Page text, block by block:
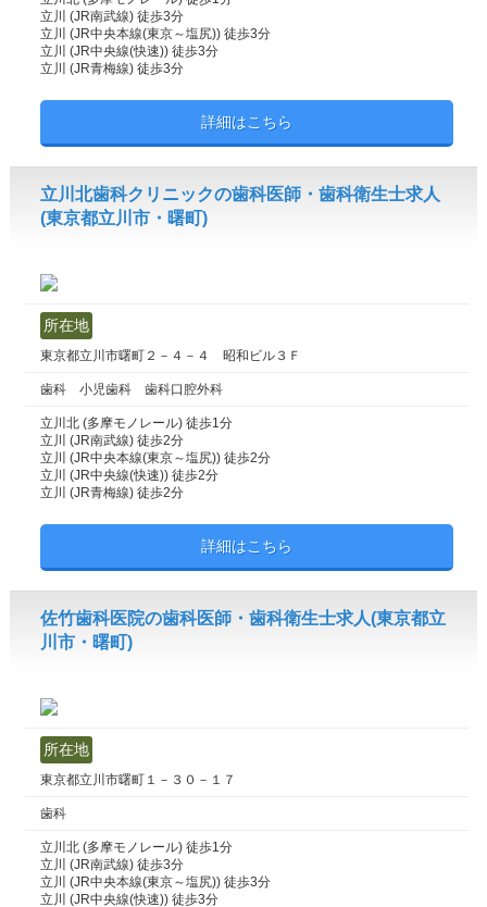
立川 (JR南武線) 徒歩3分
立川 (JR中央本線(東京～塩尻)) 徒歩3分
立川 (JR中央線(快速)) 徒歩3分
立川 (JR青梅線) 徒歩3分
詳細はこちら
立川北歯科クリニックの歯科医師・歯科衛生士求人
(東京都立川市・曙町)
所在地
東京都立川市曙町２－４－４ 昭和ビル３Ｆ
歯科 小児歯科 歯科口腔外科
立川北 (多摩モノレール) 徒歩1分
立川 (JR南武線) 徒歩2分
立川 (JR中央本線(東京～塩尻)) 徒歩2分
立川 (JR中央線(快速)) 徒歩2分
立川 (JR青梅線) 徒歩2分
詳細はこちら
佐竹歯科医院の歯科医師・歯科衛生士求人(東京都立
川市・曙町)
所在地
東京都立川市曙町１－３０－１７
歯科
立川北 (多摩モノレール) 徒歩1分
立川 (JR南武線) 徒歩3分
立川 (JR中央本線(東京～塩尻)) 徒歩3分
立川 (JR中央線(快速)) 徒歩3分